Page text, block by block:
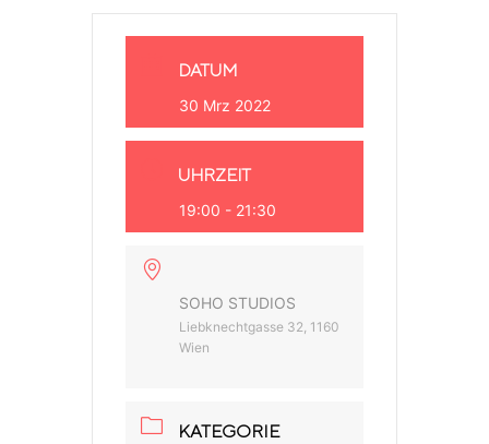
DATUM
30 Mrz 2022
UHRZEIT
19:00 - 21:30
SOHO STUDIOS
Liebknechtgasse 32, 1160
Wien
KATEGORIE